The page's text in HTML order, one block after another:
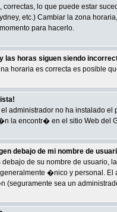
correctas, lo que puede estar
etc.) Cambiar la zona
para hacerlo.
horas siguen siendo
horaria es correcta es posible
administrador no ha instalado
la encontr� en el sitio Web del
debajo de mi nombre de
de su nombre de usuario,
�nico y personal.
(seguramente sea un